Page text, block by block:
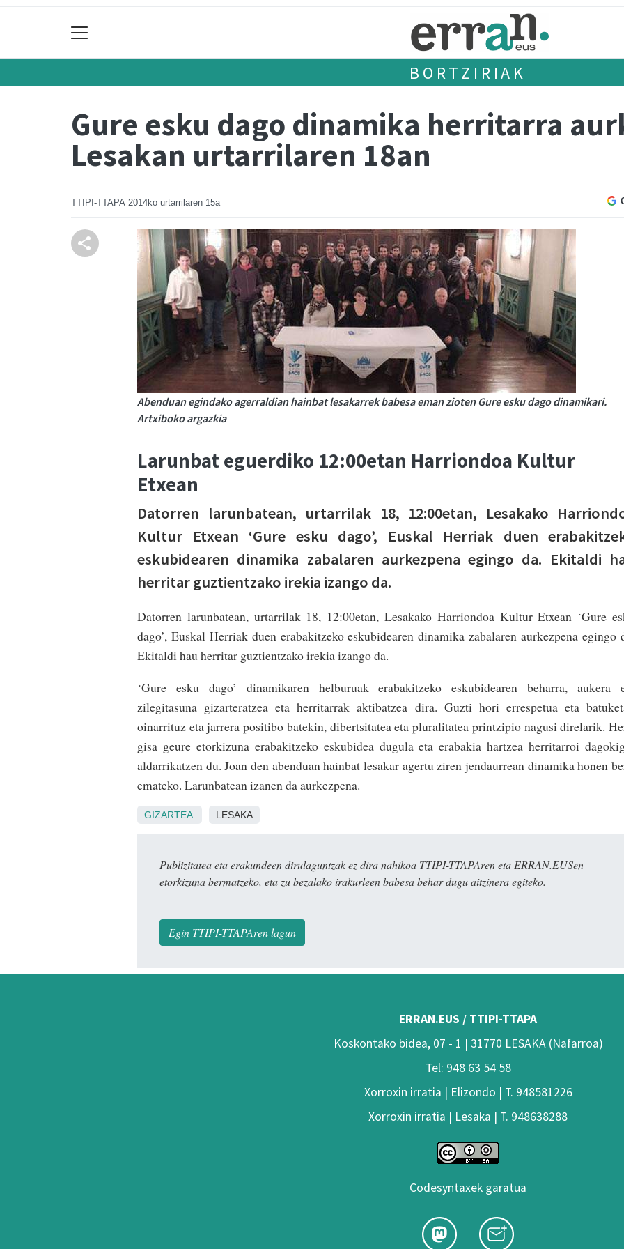
BORTZIRIAK
Gure esku dago dinamika herritarra
Lesakan urtarrilaren 18an
TTIPI-TTAPA 2014ko urtarrilaren 15a
Abenduan egindako agerraldian hainbat lesakarrek babesa eman zioten Gure esku dago dinamikari.
Artxiboko argazkia
Larunbat eguerdiko 12:00etan Harriondoa Kultur
Etxean
Datorren larunbatean, urtarrilak 18, 12:00etan, Lesakako
Kultur Etxean ‘Gure esku dago’, Euskal Herriak duen
eskubidearen dinamika zabalaren aurkezpena egingo da. Ekitaldi
herritar guztientzako irekia izango da.
Datorren larunbatean, urtarrilak 18, 12:00etan, Lesakako Harriondoa Kultur Etxean ‘Gure
dago’, Euskal Herriak duen erabakitzeko eskubidearen dinamika zabalaren aurkezpena egingo
Ekitaldi hau herritar guztientzako irekia izango da.
‘Gure esku dago’ dinamikaren helburuak erabakitzeko eskubidearen beharra, aukera
zilegitasuna gizarteratzea eta herritarrak aktibatzea dira. Guzti hori errespetua eta
oinarrituz eta jarrera positibo batekin, dibertsitatea eta pluralitatea printzipio nagusi direlarik.
gisa geure etorkizuna erabakitzeko eskubidea dugula eta erabakia hartzea herritarroi
aldarrikatzen du. Joan den abenduan hainbat lesakar agertu ziren jendaurrean dinamika honen
emateko. Larunbatean izanen da aurkezpena.
GIZARTEA LESAKA
Publizitatea eta erakundeen dirulaguntzak ez dira nahikoa TTIPI-TTAPAren eta ERRAN.EUSen
etorkizuna bermatzeko, eta zu bezalako irakurleen babesa behar dugu aitzinera egiteko.
Egin TTIPI-TTAPAren lagun
ERRAN.EUS / TTIPI-TTAPA
Koskontako bidea, 07 - 1 | 31770 LESAKA (Nafarroa)
Tel: 948 63 54 58
Xorroxin irratia | Elizondo | T. 948581226
Xorroxin irratia | Lesaka | T. 948638288
Codesyntaxek garatua